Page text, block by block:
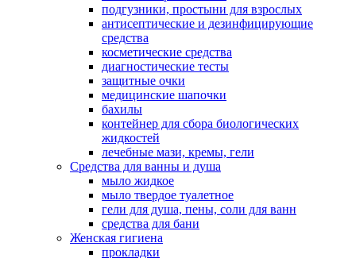
подгузники, простыни для взрослых
антисептические и дезинфицирующие
средства
косметические средства
диагностические тесты
защитные очки
медицинские шапочки
бахилы
контейнер для сбора биологических
жидкостей
лечебные мази, кремы, гели
Средства для ванны и душа
мыло жидкое
мыло твердое туалетное
гели для душа, пены, соли для ванн
средства для бани
Женская гигиена
прокладки